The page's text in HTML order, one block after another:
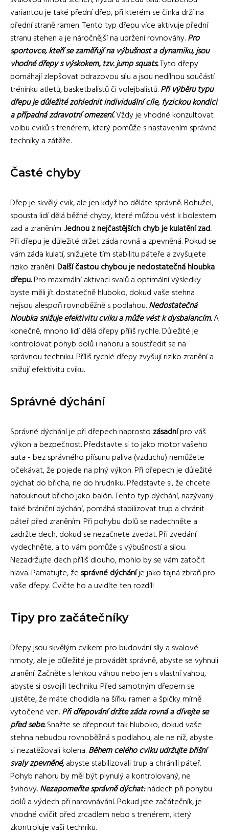
variantou je také přední dřep, při kterém se činka drží na
přední straně ramen. Tento typ dřepu více aktivuje přední
stranu stehen a je náročnější na udržení rovnováhy.Pro
sportovce, kteří se zaměřují na výbušnost a dynamiku, jsou
vhodné dřepy s výskokem, tzv. jump squats.Tyto dřepy
pomáhají zlepšovat odrazovou sílu a jsou nedílnou součástí
tréninku atletů, basketbalistů či volejbalistů.Při výběru typu
dřepu je důležité zohlednit individuální cíle, fyzickou kondici
a případná zdravotní omezení.Vždy je vhodné konzultovat
volbu cviků s trenérem, který pomůže s nastavením správné
techniky a zátěže.
Časté chyby
Dřep je skvělý cvik, ale jen když ho děláte správně. Bohužel,
spousta lidí dělá běžné chyby, které můžou vést k bolestem
zad a zraněním.Jednou z nejčastějších chyb je kulatění zad.
Při dřepu je důležité držet záda rovná a zpevněná. Pokud se
vám záda kulatí, snižujete tím stabilitu páteře a zvyšujete
riziko zranění.Další častou chybou je nedostatečná hloubka
dřepu.Pro maximální aktivaci svalů a optimální výsledky
byste měli jít dostatečně hluboko, dokud vaše stehna
nejsou alespoň rovnoběžně s podlahou.Nedostatečná
hloubka snižuje efektivitu cviku a může vést k dysbalancím.A
konečně, mnoho lidí dělá dřepy příliš rychle. Důležité je
kontrolovat pohyb dolů i nahoru a soustředit se na
správnou techniku. Příliš rychlé dřepy zvyšují riziko zranění a
snižují efektivitu cviku.
Správné dýchání
Správné dýchání je při dřepech naprosto zásadnípro váš
výkon a bezpečnost. Představte si to jako motor vašeho
auta - bez správného přísunu paliva (vzduchu) nemůžete
očekávat, že pojede na plný výkon. Při dřepech je důležité
dýchat do břicha, ne do hrudníku. Představte si, že chcete
nafouknout břicho jako balón. Tento typ dýchání, nazývaný
také brániční dýchání, pomáhá stabilizovat trup a chránit
páteř před zraněním. Při pohybu dolů se nadechněte a
zadržte dech, dokud se nezačnete zvedat. Při zvedání
vydechněte, a to vám pomůže s výbušností a silou.
Nezadržujte dech příliš dlouho, mohlo by se vám zatočit
hlava. Pamatujte, že správné dýcháníje jako tajná zbraň pro
vaše dřepy. Cvičte ho a uvidíte ten rozdíl!
Tipy pro začátečníky
Dřepy jsou skvělým cvikem pro budování síly a svalové
hmoty, ale je důležité je provádět správně, abyste se vyhnuli
zranění. Začněte s lehkou váhou nebo jen s vlastní vahou,
abyste si osvojili techniku. Před samotným dřepem se
ujistěte, že máte chodidla na šířku ramen a špičky mírně
vytočené ven.Při dřepování držte záda rovná a dívejte se
před sebe.Snažte se dřepnout tak hluboko, dokud vaše
stehna nebudou rovnoběžná s podlahou, ale ne niž, abyste
si nezatěžovali kolena.Během celého cviku udržujte břišní
svaly zpevněné,abyste stabilizovali trup a chránili páteř.
Pohyb nahoru by měl být plynulý a kontrolovaný, ne
švihový.Nezapomeňte správně dýchat:nádech při pohybu
dolů a výdech při narovnávání. Pokud jste začátečník, je
vhodné cvičit před zrcadlem nebo s trenérem, který
zkontroluje vaši techniku.